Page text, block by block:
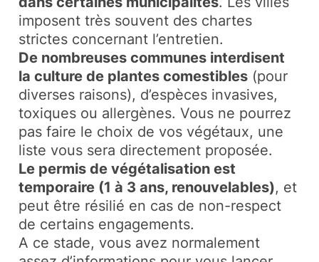
imposent très souvent des chartes
strictes concernant l’entretien.
De nombreuses communes interdisent
la culture de plantes comestibles (pour
diverses raisons), d’espèces invasives,
toxiques ou allergènes. Vous ne pourrez
pas faire le choix de vos végétaux, une
liste vous sera directement proposée.
Le permis de végétalisation est
temporaire (1 à 3 ans, renouvelables), et
peut être résilié en cas de non-respect
de certains engagements.
A ce stade, vous avez normalement